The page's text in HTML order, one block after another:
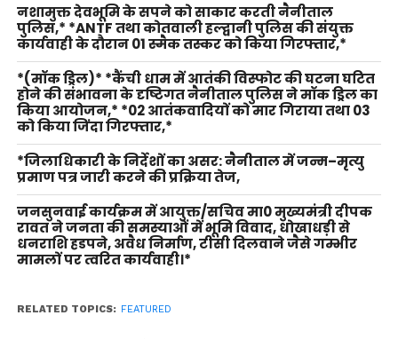
नशामुक्त देवभूमि के सपने को साकार करती नैनीताल
पुलिस,* *ANTF तथा कोतवाली हल्द्वानी पुलिस की संयुक्त
कार्यवाही के दौरान 01 स्मैक तस्कर को किया गिरफ्तार,*
*(मॉक ड्रिल)* *कैंची धाम में आतंकी विस्फोट की घटना घटित
होने की संभावना के दृष्टिगत नैनीताल पुलिस ने मॉक ड्रिल का
किया आयोजन,* *02 आतंकवादियों को मार गिराया तथा 03
को किया जिंदा गिरफ्तार,*
*जिलाधिकारी के निर्देशों का असर: नैनीताल में जन्म–मृत्यु
प्रमाण पत्र जारी करने की प्रक्रिया तेज,
जनसुनवाई कार्यक्रम में आयुक्त/सचिव मा0 मुख्यमंत्री दीपक
रावत ने जनता की समस्याओं में भूमि विवाद, धोखाधड़ी से
धनराशि हडपने, अवैध निर्माण, टीसी दिलवाने जैसे गम्भीर
मामलों पर त्वरित कार्यवाही।*
RELATED TOPICS: FEATURED